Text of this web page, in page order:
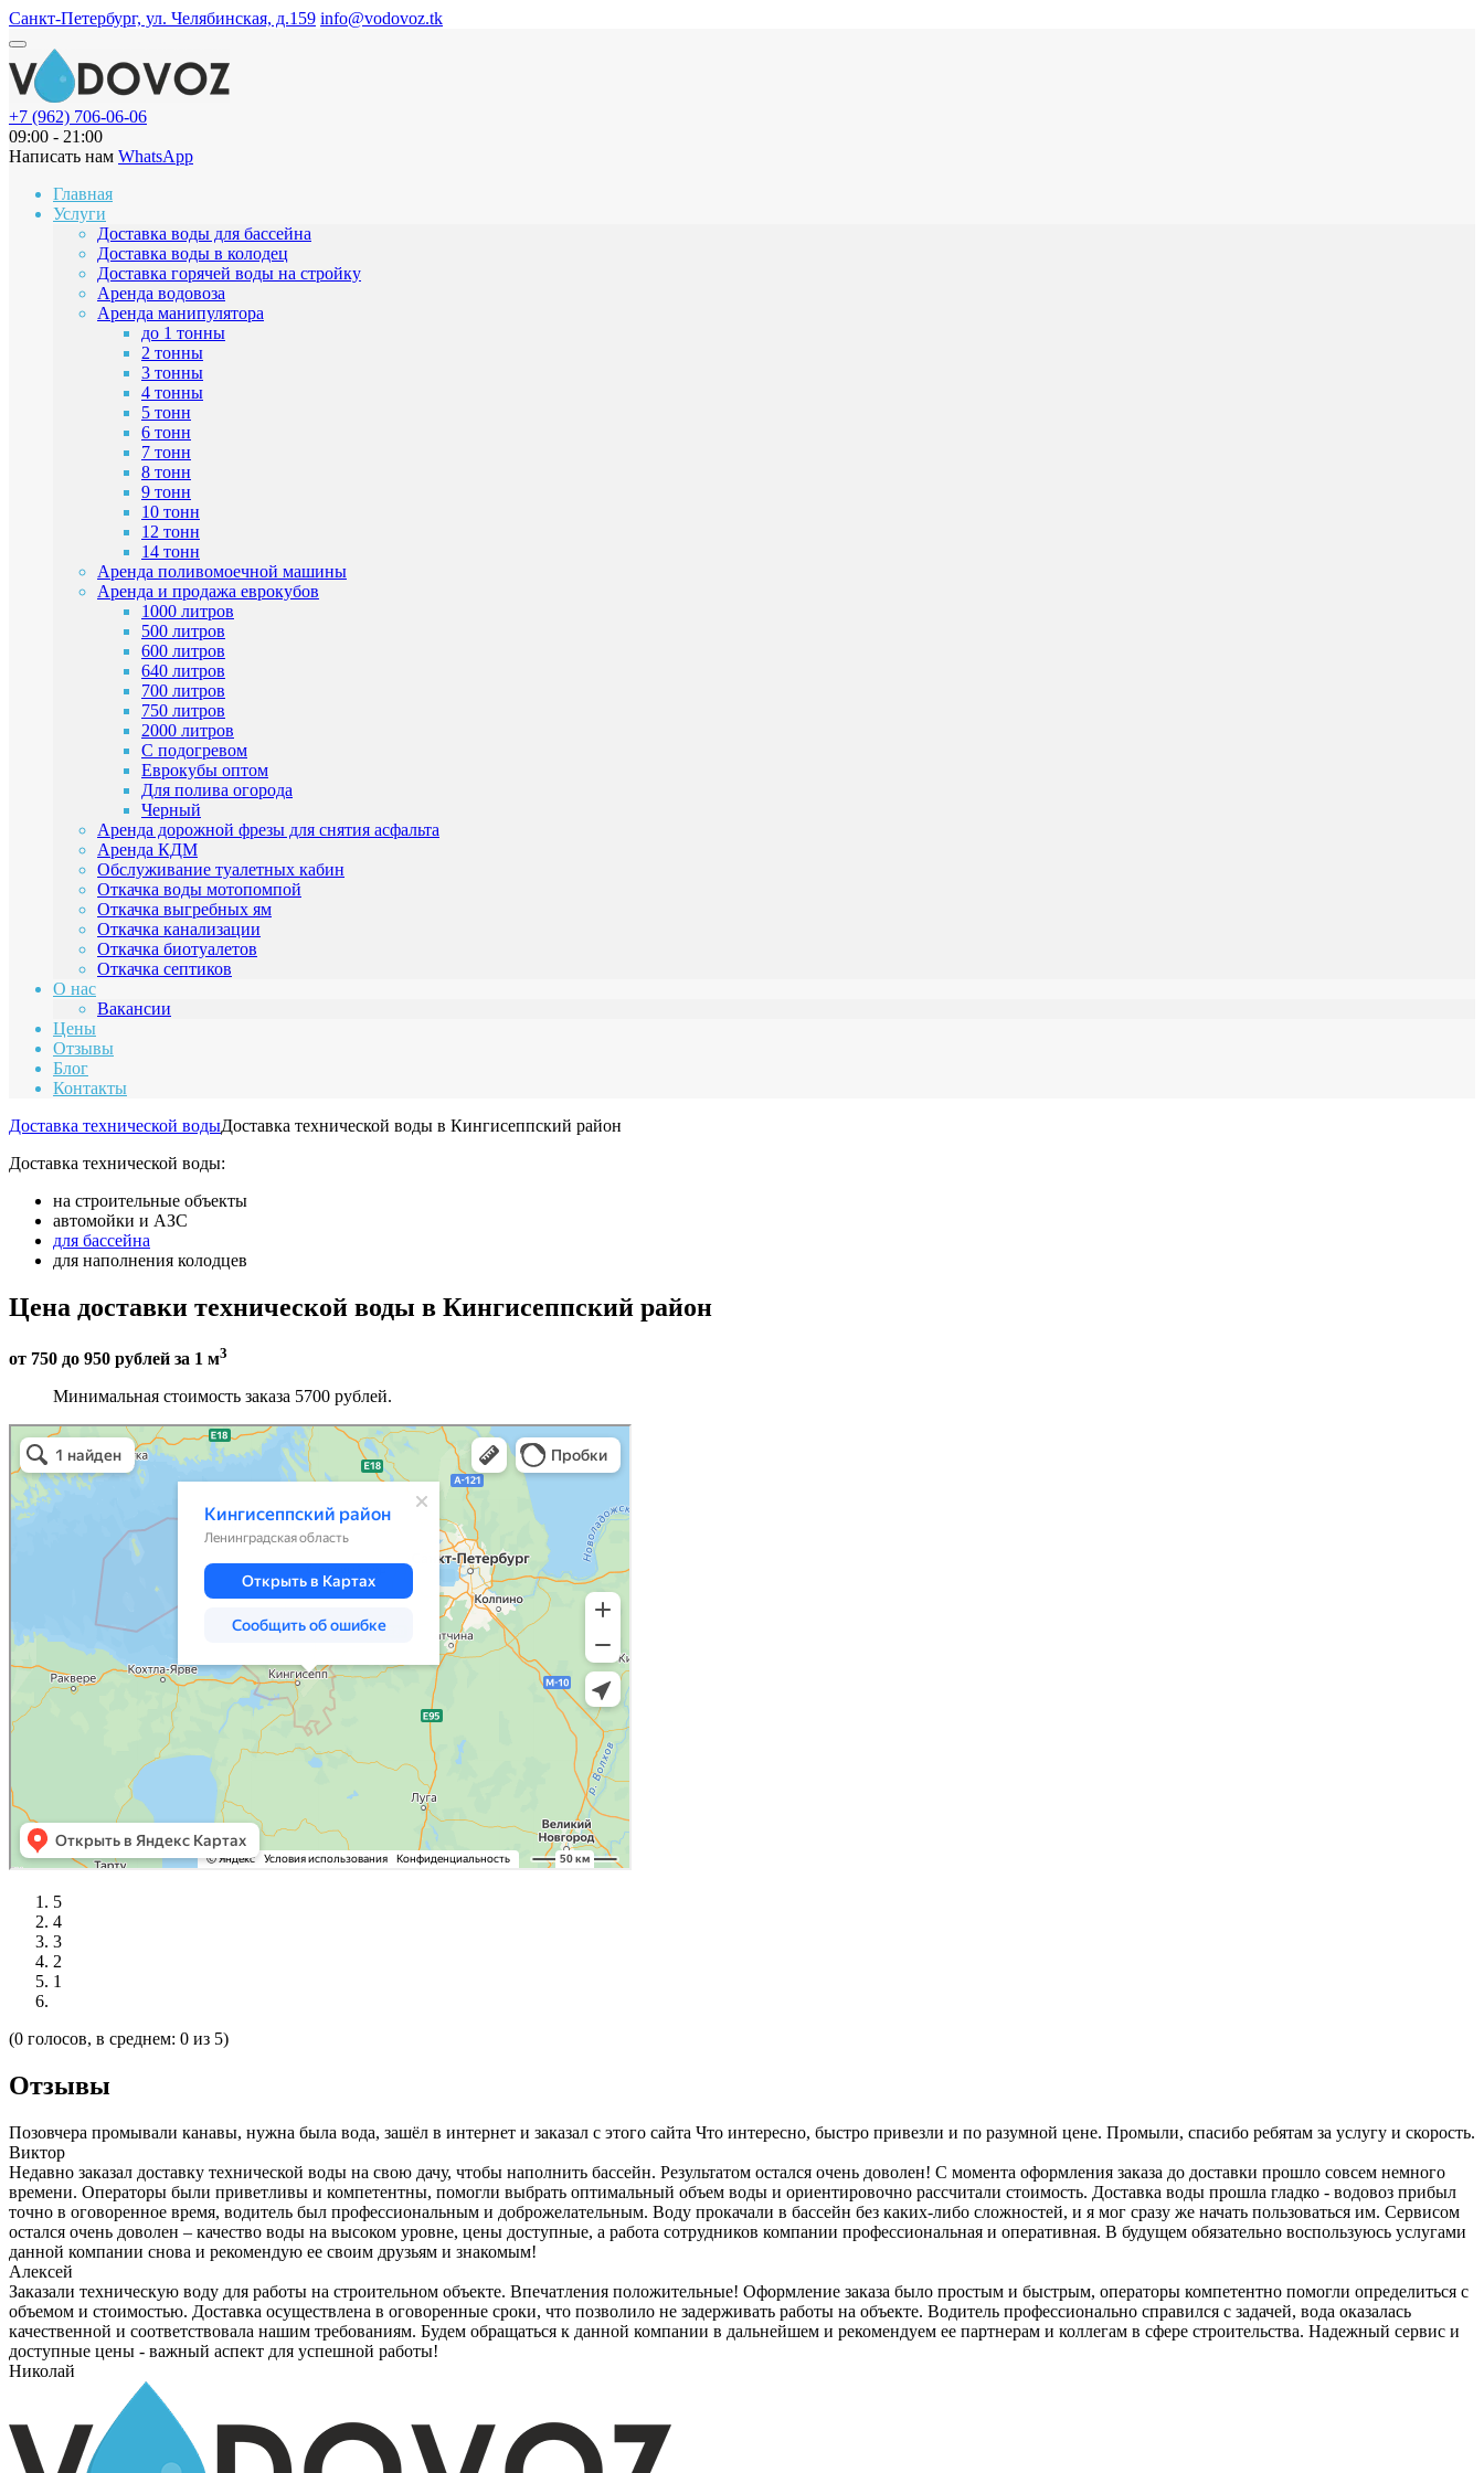
Санкт-Петербург, ул. Челябинская, д.159 info@vodovoz.tk
+7 (962) 706-06-06
09:00 - 21:00
Написать нам WhatsApp
Главная
Услуги
Доставка воды для бассейна
Доставка воды в колодец
Доставка горячей воды на стройку
Аренда водовоза
Аренда манипулятора
до 1 тонны
2 тонны
3 тонны
4 тонны
5 тонн
6 тонн
7 тонн
8 тонн
9 тонн
10 тонн
12 тонн
14 тонн
Аренда поливомоечной машины
Аренда и продажа еврокубов
1000 литров
500 литров
600 литров
640 литров
700 литров
750 литров
2000 литров
C подогревом
Еврокубы оптом
Для полива огорода
Черный
Аренда дорожной фрезы для снятия асфальта
Аренда КДМ
Обслуживание туалетных кабин
Откачка воды мотопомпой
Откачка выгребных ям
Откачка канализации
Откачка биотуалетов
Откачка септиков
О нас
Вакансии
Цены
Отзывы
Блог
Контакты
Доставка технической водыДоставка технической воды в Кингисеппский район
Доставка технической воды:
на строительные объекты
автомойки и АЗС
для бассейна
для наполнения колодцев
Цена доставки технической воды в Кингисеппский район
от 750 до 950 рублей за 1 м3
Минимальная стоимость заказа 5700 рублей.
5
4
3
2
1
(0 голосов, в среднем: 0 из 5)
Отзывы
Позовчера промывали канавы, нужна была вода, зашёл в интернет и заказал с этого сайта Что интересно, быстро привезли и по разумной цене. Промыли, спасибо ребятам за услугу и скорость.
Виктор
Недавно заказал доставку технической воды на свою дачу, чтобы наполнить бассейн. Результатом остался очень доволен! С момента оформления заказа до доставки прошло совсем немного
времени. Операторы были приветливы и компетентны, помогли выбрать оптимальный объем воды и ориентировочно рассчитали стоимость. Доставка воды прошла гладко - водовоз прибыл
точно в оговоренное время, водитель был профессиональным и доброжелательным. Воду прокачали в бассейн без каких-либо сложностей, и я мог сразу же начать пользоваться им. Сервисом
остался очень доволен – качество воды на высоком уровне, цены доступные, а работа сотрудников компании профессиональная и оперативная. В будущем обязательно воспользуюсь услугами
данной компании снова и рекомендую ее своим друзьям и знакомым!
Алексей
Заказали техническую воду для работы на строительном объекте. Впечатления положительные! Оформление заказа было простым и быстрым, операторы компетентно помогли определиться с
объемом и стоимостью. Доставка осуществлена в оговоренные сроки, что позволило не задерживать работы на объекте. Водитель профессионально справился с задачей, вода оказалась
качественной и соответствовала нашим требованиям. Будем обращаться к данной компании в дальнейшем и рекомендуем ее партнерам и коллегам в сфере строительства. Надежный сервис и
доступные цены - важный аспект для успешной работы!
Николай